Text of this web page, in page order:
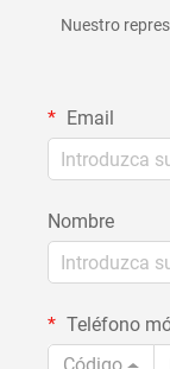
Nuestro
Email
Nombre
Teléfono